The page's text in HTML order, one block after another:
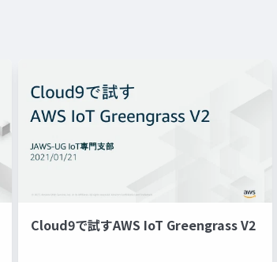
Cloud9で試すAWS IoT Greengrass V2